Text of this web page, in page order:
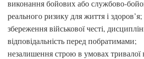
виконання бойових або службово-
реального ризику для життя і здоров’я;
збереження військової честі,
відповідальність перед побратимами;
незалишення строю в умовах тривалої